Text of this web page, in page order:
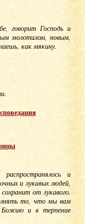
говорит Господь и
молотилом, новым,
как мякину.
и
и лукавых людей,
от лукавого.
то, что мы вам
Божию и в терпение